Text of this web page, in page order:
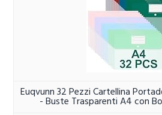
Euqvunn 32 Pezzi Cartellina
- Buste Trasparenti A4 con